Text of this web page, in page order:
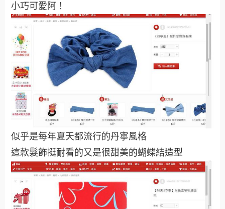
小巧可愛阿！
似乎是每年夏天都流行的丹寧風格
這款髮飾挺耐看的又是很甜美的蝴蝶結造型